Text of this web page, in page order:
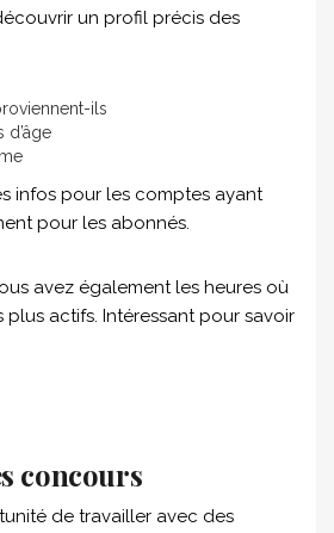
un profil précis des
ils
d’âge
infos pour les comptes ayant
pour les abonnés.
avez également les heures où
actifs. Intéressant pour savoir
concours
de travailler avec des